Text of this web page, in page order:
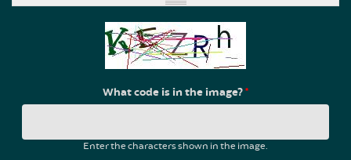
What code is in the image?*
Enter the characters shown in the image.